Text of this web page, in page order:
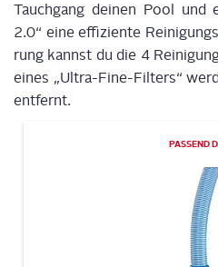
Tauch­gang dei­nen Pool und
2.0“ eine effi­zi­en­te
rung kannst du die 4
eines „Ultra-Fine-Fil­ters“
entfernt.
PAS­SEND